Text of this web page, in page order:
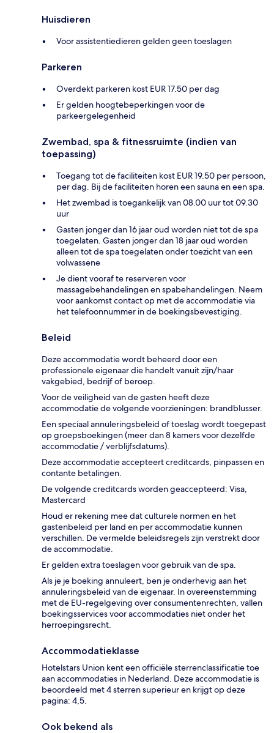
Huisdieren
Voor assistentiedieren gelden geen toeslagen
Parkeren
Overdekt parkeren kost EUR 17.50 per dag
Er gelden hoogtebeperkingen voor de
parkeergelegenheid
Zwembad, spa & fitnessruimte (indien van
toepassing)
Toegang tot de faciliteiten kost EUR 19.50 per persoon,
per dag. Bij de faciliteiten horen een sauna en een spa.
Het zwembad is toegankelijk van 08.00 uur tot 09.30
uur
Gasten jonger dan 16 jaar oud worden niet tot de spa
toegelaten. Gasten jonger dan 18 jaar oud worden
alleen tot de spa toegelaten onder toezicht van een
volwassene
Je dient vooraf te reserveren voor
massagebehandelingen en spabehandelingen. Neem
voor aankomst contact op met de accommodatie via
het telefoonnummer in de boekingsbevestiging.
Beleid
Deze accommodatie wordt beheerd door een
professionele eigenaar die handelt vanuit zijn/haar
vakgebied, bedrijf of beroep.
Voor de veiligheid van de gasten heeft deze
accommodatie de volgende voorzieningen: brandblusser.
Een speciaal annuleringsbeleid of toeslag wordt toegepast
op groepsboekingen (meer dan 8 kamers voor dezelfde
accommodatie / verblijfsdatums).
Deze accommodatie accepteert creditcards, pinpassen en
contante betalingen.
De volgende creditcards worden geaccepteerd: Visa,
Mastercard
Houd er rekening mee dat culturele normen en het
gastenbeleid per land en per accommodatie kunnen
verschillen. De vermelde beleidsregels zijn verstrekt door
de accommodatie.
Er gelden extra toeslagen voor gebruik van de spa.
Als je je boeking annuleert, ben je onderhevig aan het
annuleringsbeleid van de eigenaar. In overeenstemming
met de EU-regelgeving over consumentenrechten, vallen
boekingsservices voor accommodaties niet onder het
herroepingsrecht.
Accommodatieklasse
Hotelstars Union kent een officiële sterrenclassificatie toe
aan accommodaties in Nederland. Deze accommodatie is
beoordeeld met 4 sterren superieur en krijgt op deze
pagina: 4,5.
Ook bekend als